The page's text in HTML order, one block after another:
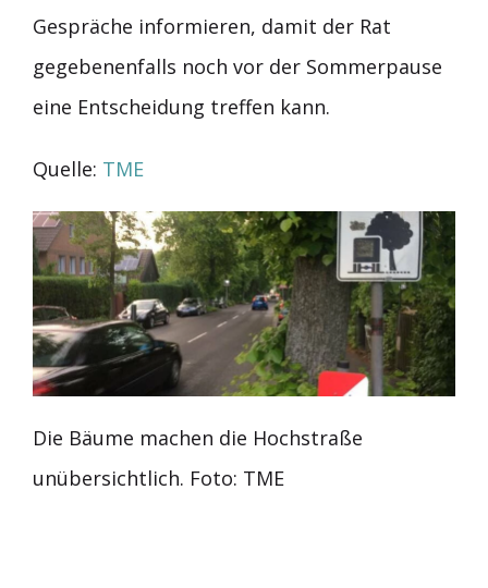
Gespräche informieren, damit der Rat
gegebenenfalls noch vor der Sommerpause
eine Entscheidung treffen kann.
Quelle: TME
Die Bäume machen die Hochstraße
unübersichtlich. Foto: TME